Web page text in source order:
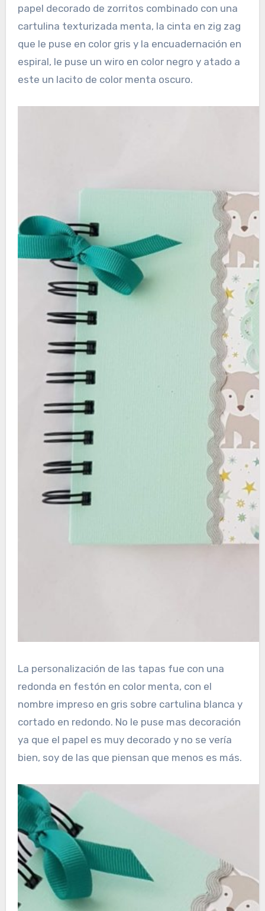
papel decorado de zorritos combinado con una
cartulina texturizada menta, la cinta en zig zag
que le puse en color gris y la encuadernación en
espiral, le puse un wiro en color negro y atado a
este un lacito de color menta oscuro.
La personalización de las tapas fue con una
redonda en festón en color menta, con el
nombre impreso en gris sobre cartulina blanca y
cortado en redondo. No le puse mas decoración
ya que el papel es muy decorado y no se vería
bien, soy de las que piensan que menos es más.